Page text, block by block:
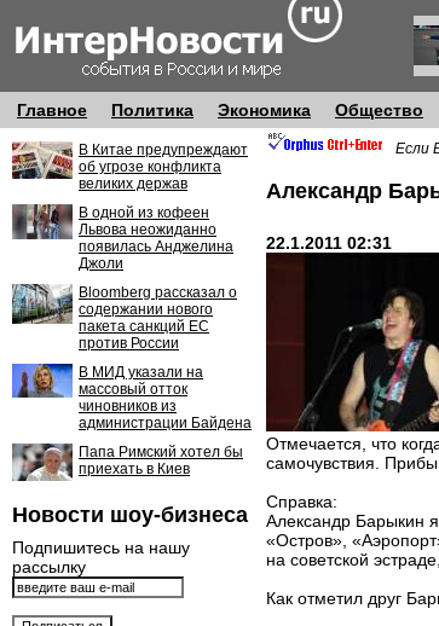
Главное Политика Экономика Общество
В Китае предупреждают
об угрозе конфликта
великих держав
В одной из кофеен
Львова неожиданно
появилась Анджелина
Джоли
Bloomberg рассказал о
содержании нового
пакета санкций ЕС
против России
В МИД указали на
массовый отток
чиновников из
администрации Байдена
Папа Римский хотел бы
приехать в Киев
Новости шоу-бизнеса
Подпишитесь на нашу
рассылку
Если
Александр
22.1.2011 02:31
Отмечается, что
самочувствия.
Справка:
Александр Барыкин
«Остров»,
на советской
Как отметил друг